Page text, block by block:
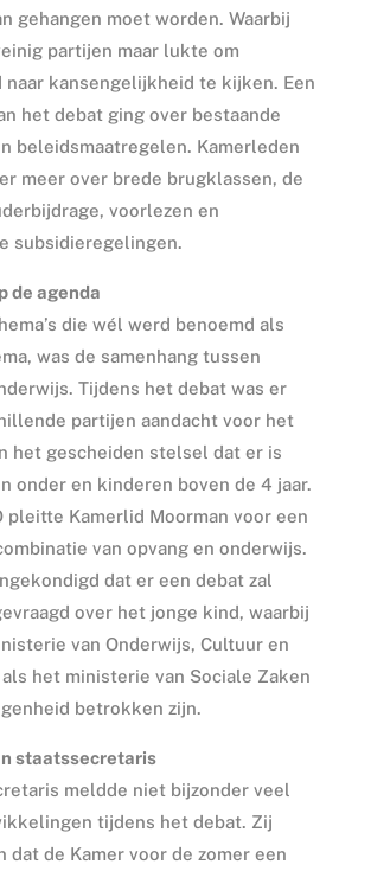
gehangen moet worden. Waarbij
partijen maar lukte om
kansengelijkheid te kijken. Een
het debat ging over bestaande
beleidsmaatregelen. Kamerleden
meer over brede brugklassen, de
voorlezen en
subsidieregelingen.
de agenda
die wél werd benoemd als
was de samenhang tussen
Tijdens het debat was er
partijen aandacht voor het
het gescheiden stelsel dat er is
onder en kinderen boven de 4 jaar.
pleitte Kamerlid Moorman voor een
van opvang en onderwijs.
dat er een debat zal
over het jonge kind, waarbij
van Onderwijs, Cultuur en
het ministerie van Sociale Zaken
betrokken zijn.
staatssecretaris
meldde niet bijzonder veel
tijdens het debat. Zij
dat de Kamer voor de zomer een